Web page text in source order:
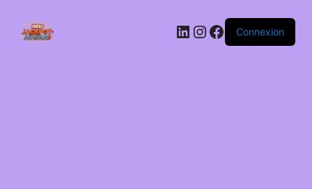
LinkedIn
Instagram
Facebook
Connexion